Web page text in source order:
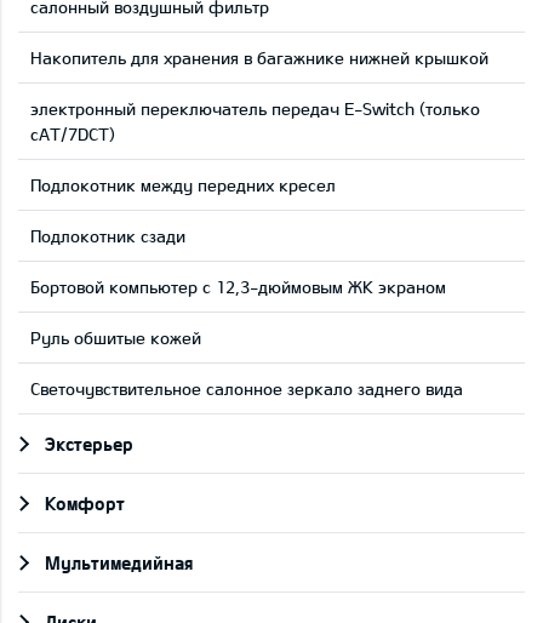
салонный воздушный фильтр
Накопитель для хранения в багажнике нижней крышкой
электронный переключатель передач E-Switch (только
сAT/7DCT)
Подлокотник между передних кресел
Подлокотник сзади
Бортовой компьютер с 12,3-дюймовым ЖК экраном
Руль обшитые кожей
Светочувствительное салонное зеркало заднего вида
Экстерьер
Комфорт
Мультимедийная